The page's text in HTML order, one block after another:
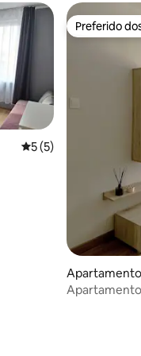
5 de uma avaliação
5 (5)
Preferido
Preferido
Apartamento